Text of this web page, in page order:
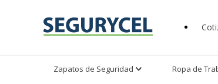
Zapatos de Seguridad Ropa de